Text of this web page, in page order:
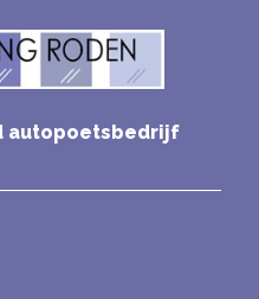
autopoetsbedrijf